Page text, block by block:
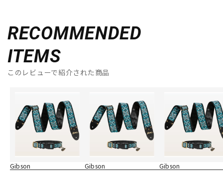
RECOMMENDED
ITEMS
このレビューで紹介された商品
Gibson
Gibson
Gibson